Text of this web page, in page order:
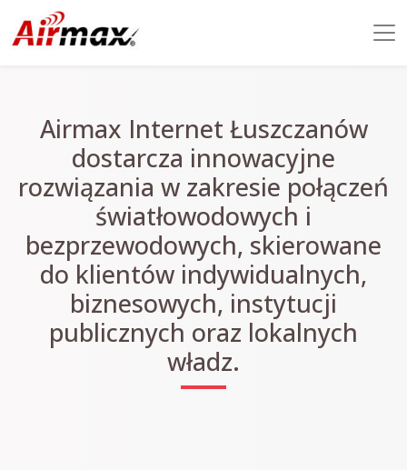
Airmax Internet Łuszczanów
dostarcza innowacyjne
rozwiązania w zakresie połączeń
światłowodowych i
bezprzewodowych, skierowane
do klientów indywidualnych,
biznesowych, instytucji
publicznych oraz lokalnych
władz.